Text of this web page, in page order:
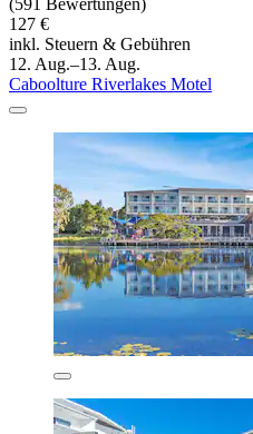
(591 Bewertungen)
127 €
inkl. Steuern & Gebühren
12. Aug.–13. Aug.
Caboolture Riverlakes Motel